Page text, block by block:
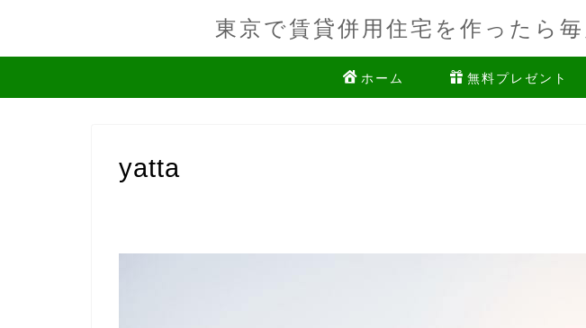
東京で賃貸併用住宅を作ったら
ホーム 無料プレゼント
yatta